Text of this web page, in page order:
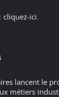
cliquez-ici.
lancent le
métiers